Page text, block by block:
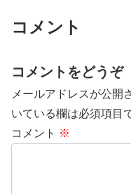
コメント
コメントをどうぞ
メールアドレスが公開
いている欄は必須項目
コメント ※